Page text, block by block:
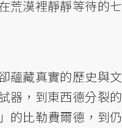
荒漠裡靜靜等待的七
蘊藏真實的歷史與文
器，到東西德分裂的
的比勒費爾德，到仍